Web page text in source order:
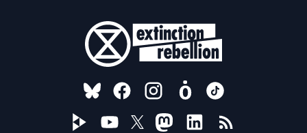
FOLLOW US ON